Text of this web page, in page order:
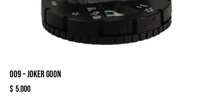
009 – JOKER GOON
$ 5.000